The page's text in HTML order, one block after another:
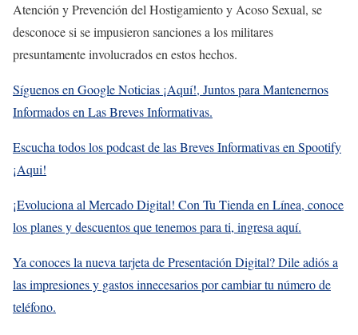
Atención y Prevención del Hostigamiento y Acoso Sexual, se
desconoce si se impusieron sanciones a los militares
presuntamente involucrados en estos hechos.
Síguenos en Google Noticias ¡Aquí!, Juntos para Mantenernos
Informados en Las Breves Informativas.
Escucha todos los podcast de las Breves Informativas en Spootify
¡Aqui!
¡Evoluciona al Mercado Digital! Con Tu Tienda en Línea, conoce
los planes y descuentos que tenemos para ti, ingresa aquí.
Ya conoces la nueva tarjeta de Presentación Digital? Dile adiós a
las impresiones y gastos innecesarios por cambiar tu número de
teléfono.